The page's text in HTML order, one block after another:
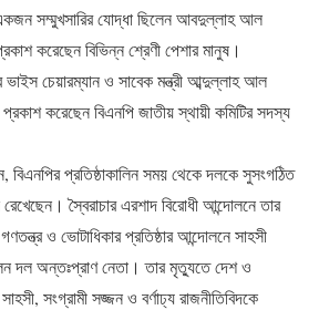
সম্মুখসারির যোদ্ধা ছিলেন আবদুল্লাহ আল
করেছেন বিভিন্ন শ্রেণী পেশার মানুষ।
চেয়ারম্যান ও সাবেক মন্ত্রী আব্দুল্লাহ আল
করেছেন বিএনপি জাতীয় স্থায়ী কমিটির সদস্য
প্রতিষ্ঠাকালিন সময় থেকে দলকে সুসংগঠিত
স্বৈরাচার এরশাদ বিরোধী আন্দোলনে তার
ও ভোটাধিকার প্রতিষ্ঠার আন্দোলনে সাহসী
দল অন্তঃপ্রাণ নেতা। তার মৃত্যুতে দেশ ও
সংগ্রামী সজ্জন ও বর্ণাঢ্য রাজনীতিবিদকে